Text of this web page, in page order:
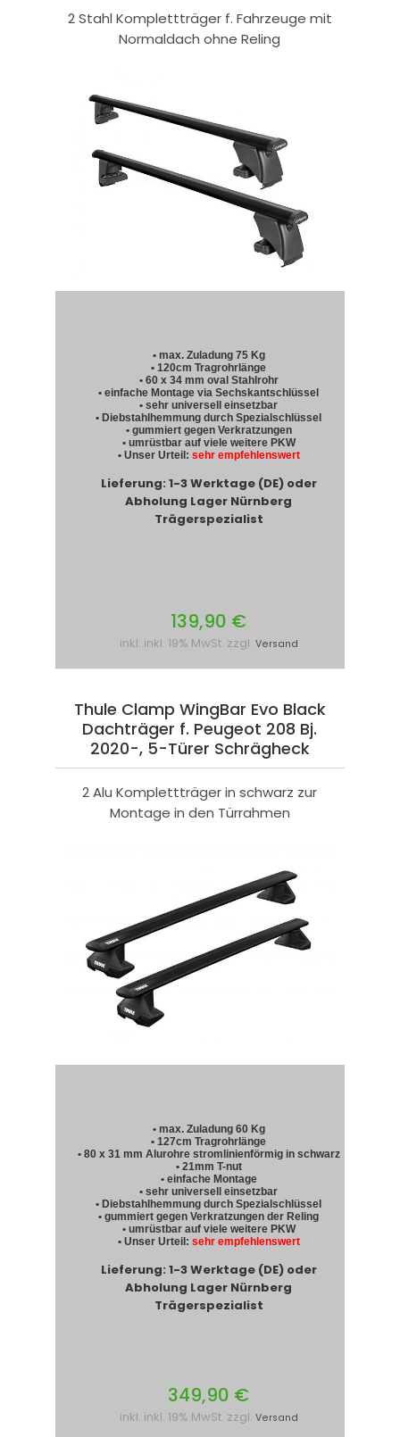
2 Stahl Komplettträger f. Fahrzeuge mit
Normaldach ohne Reling
• max. Zuladung 75 Kg
• 120cm Tragrohrlänge
• 60 x 34 mm oval Stahlrohr
• einfache Montage via Sechskantschlüssel
• sehr universell einsetzbar
• Diebstahlhemmung durch Spezialschlüssel
• gummiert gegen Verkratzungen
• umrüstbar auf viele weitere PKW
• Unser Urteil: sehr empfehlenswert
Lieferung: 1-3 Werktage (DE) oder
Abholung Lager Nürnberg
Trägerspezialist
139,90 €
inkl. inkl. 19% MwSt. zzgl. Versand
Thule Clamp WingBar Evo Black
Dachträger f. Peugeot 208 Bj.
2020-, 5-Türer Schrägheck
2 Alu Komplettträger in schwarz zur
Montage in den Türrahmen
• max. Zuladung 60 Kg
• 127cm Tragrohrlänge
• 80 x 31 mm Alurohre stromlinienförmig in schwarz
• 21mm T-nut
• einfache Montage
• sehr universell einsetzbar
• Diebstahlhemmung durch Spezialschlüssel
• gummiert gegen Verkratzungen der Reling
• umrüstbar auf viele weitere PKW
• Unser Urteil: sehr empfehlenswert
Lieferung: 1-3 Werktage (DE) oder
Abholung Lager Nürnberg
Trägerspezialist
349,90 €
inkl. inkl. 19% MwSt. zzgl. Versand